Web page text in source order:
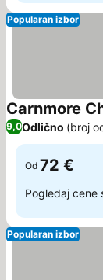
Popularan izbor
Carnmore
9,0Odlično (broj
Od 72 €
Pogledaj cene
Popularan izbor